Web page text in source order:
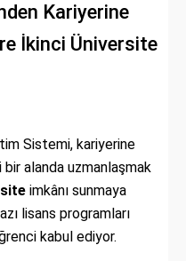
Kariyerine
İkinci Üniversite
Sistemi, kariyerine
alanda uzmanlaşmak
imkânı sunmaya
lisans programları
kabul ediyor.